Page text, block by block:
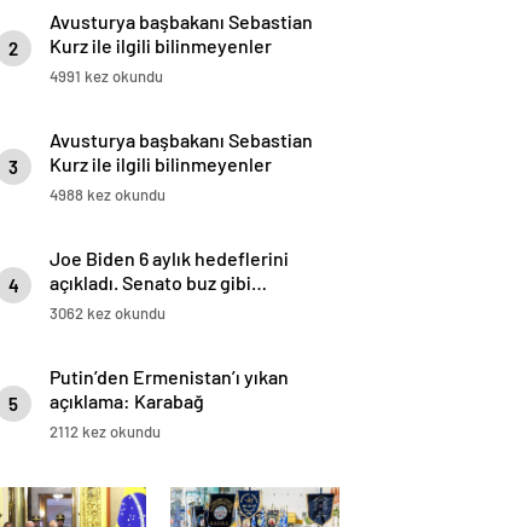
2
Avusturya başbakanı Sebastian
Kurz ile ilgili bilinmeyenler
4991 kez okundu
3
Avusturya başbakanı Sebastian
Kurz ile ilgili bilinmeyenler
4988 kez okundu
4
Joe Biden 6 aylık hedeflerini
açıkladı. Senato buz gibi…
3062 kez okundu
5
Putin’den Ermenistan’ı yıkan
açıklama: Karabağ
Azerbaycan’ın ayrılmaz bir
2112 kez okundu